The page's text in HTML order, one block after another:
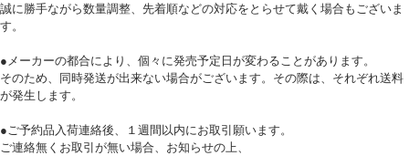
誠に勝手ながら数量調整、先着順などの対応をとらせて戴く場合もございま
す。
●メーカーの都合により、個々に発売予定日が変わることがあります。
そのため、同時発送が出来ない場合がございます。その際は、それぞれ送料
が発生します。
●ご予約品入荷連絡後、１週間以内にお取引願います。
ご連絡無くお取引が無い場合、お知らせの上、